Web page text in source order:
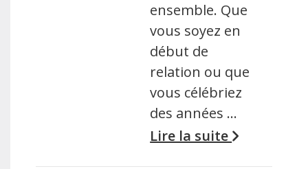
ensemble. Que
vous soyez en
début de
relation ou que
vous célébriez
des années …
Lire la suite